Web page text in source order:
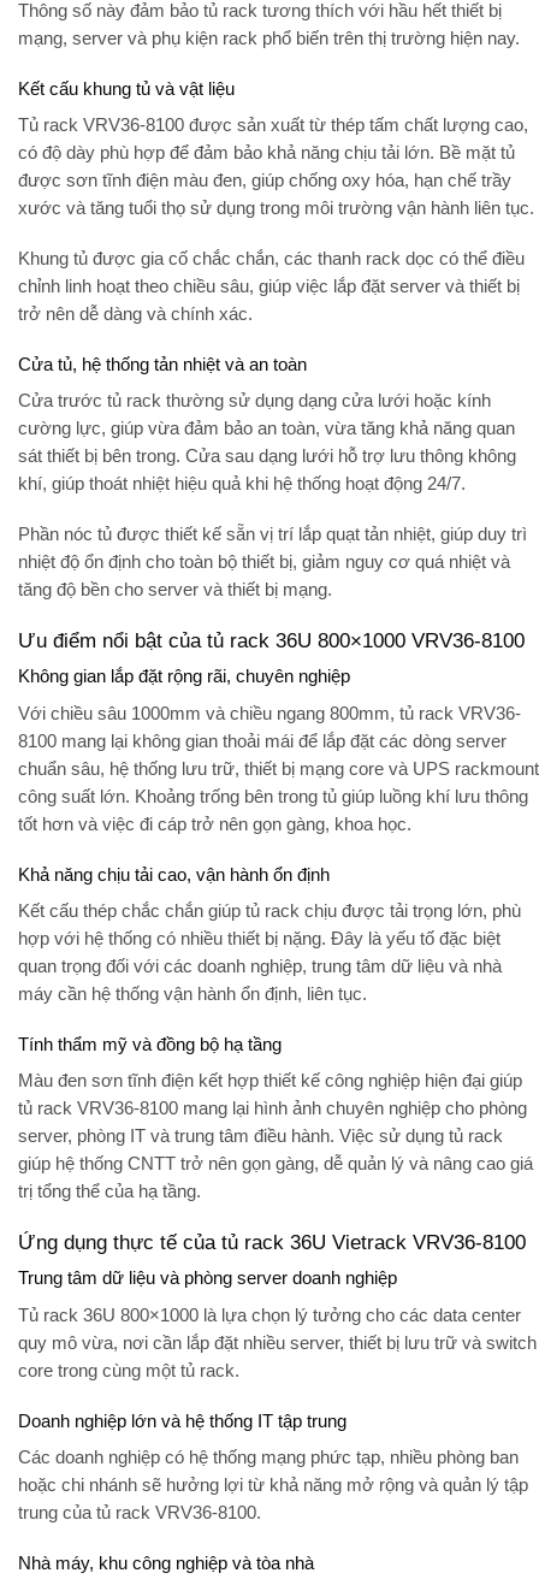
Thông số này đảm bảo tủ rack tương thích với hầu hết thiết bị
mạng, server và phụ kiện rack phổ biến trên thị trường hiện nay.
Kết cấu khung tủ và vật liệu
Tủ rack VRV36-8100 được sản xuất từ thép tấm chất lượng cao,
có độ dày phù hợp để đảm bảo khả năng chịu tải lớn. Bề mặt tủ
được sơn tĩnh điện màu đen, giúp chống oxy hóa, hạn chế trầy
xước và tăng tuổi thọ sử dụng trong môi trường vận hành liên tục.
Khung tủ được gia cố chắc chắn, các thanh rack dọc có thể điều
chỉnh linh hoạt theo chiều sâu, giúp việc lắp đặt server và thiết bị
trở nên dễ dàng và chính xác.
Cửa tủ, hệ thống tản nhiệt và an toàn
Cửa trước tủ rack thường sử dụng dạng cửa lưới hoặc kính
cường lực, giúp vừa đảm bảo an toàn, vừa tăng khả năng quan
sát thiết bị bên trong. Cửa sau dạng lưới hỗ trợ lưu thông không
khí, giúp thoát nhiệt hiệu quả khi hệ thống hoạt động 24/7.
Phần nóc tủ được thiết kế sẵn vị trí lắp quạt tản nhiệt, giúp duy trì
nhiệt độ ổn định cho toàn bộ thiết bị, giảm nguy cơ quá nhiệt và
tăng độ bền cho server và thiết bị mạng.
Ưu điểm nổi bật của tủ rack 36U 800×1000 VRV36-8100
Không gian lắp đặt rộng rãi, chuyên nghiệp
Với chiều sâu 1000mm và chiều ngang 800mm, tủ rack VRV36-
8100 mang lại không gian thoải mái để lắp đặt các dòng server
chuẩn sâu, hệ thống lưu trữ, thiết bị mạng core và UPS rackmount
công suất lớn. Khoảng trống bên trong tủ giúp luồng khí lưu thông
tốt hơn và việc đi cáp trở nên gọn gàng, khoa học.
Khả năng chịu tải cao, vận hành ổn định
Kết cấu thép chắc chắn giúp tủ rack chịu được tải trọng lớn, phù
hợp với hệ thống có nhiều thiết bị nặng. Đây là yếu tố đặc biệt
quan trọng đối với các doanh nghiệp, trung tâm dữ liệu và nhà
máy cần hệ thống vận hành ổn định, liên tục.
Tính thẩm mỹ và đồng bộ hạ tầng
Màu đen sơn tĩnh điện kết hợp thiết kế công nghiệp hiện đại giúp
tủ rack VRV36-8100 mang lại hình ảnh chuyên nghiệp cho phòng
server, phòng IT và trung tâm điều hành. Việc sử dụng tủ rack
giúp hệ thống CNTT trở nên gọn gàng, dễ quản lý và nâng cao giá
trị tổng thể của hạ tầng.
Ứng dụng thực tế của tủ rack 36U Vietrack VRV36-8100
Trung tâm dữ liệu và phòng server doanh nghiệp
Tủ rack 36U 800×1000 là lựa chọn lý tưởng cho các data center
quy mô vừa, nơi cần lắp đặt nhiều server, thiết bị lưu trữ và switch
core trong cùng một tủ rack.
Doanh nghiệp lớn và hệ thống IT tập trung
Các doanh nghiệp có hệ thống mạng phức tạp, nhiều phòng ban
hoặc chi nhánh sẽ hưởng lợi từ khả năng mở rộng và quản lý tập
trung của tủ rack VRV36-8100.
Nhà máy, khu công nghiệp và tòa nhà